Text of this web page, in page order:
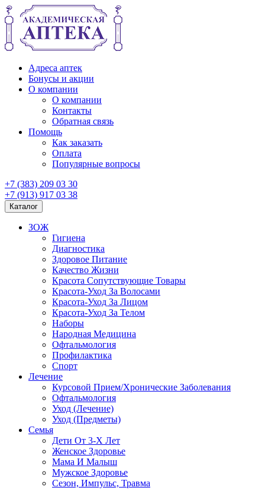
Адреса аптек
Бонусы и акции
О компании
О компании
Контакты
Обратная связь
Помощь
Как заказать
Оплата
Популярные вопросы
+7 (383) 209 03 30
+7 (913) 917 03 38
Каталог
ЗОЖ
Гигиена
Диагностика
Здоровое Питание
Качество Жизни
Красота Сопутствующие Товары
Красота-Уход За Волосами
Красота-Уход За Лицом
Красота-Уход За Телом
Наборы
Народная Медицина
Офтальмология
Профилактика
Спорт
Лечение
Курсовой Прием/Хронические Заболевания
Офтальмология
Уход (Лечение)
Уход (Предметы)
Семья
Дети От 3-Х Лет
Женское Здоровье
Мама И Малыш
Мужское Здоровье
Сезон, Импульс, Травма